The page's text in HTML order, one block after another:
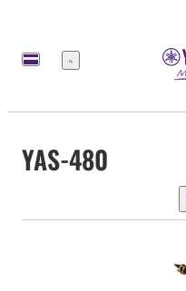
Menu
YAS-480